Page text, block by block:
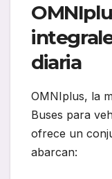
diaria
OMNIplus, la
Buses para
ofrece un
abarcan: